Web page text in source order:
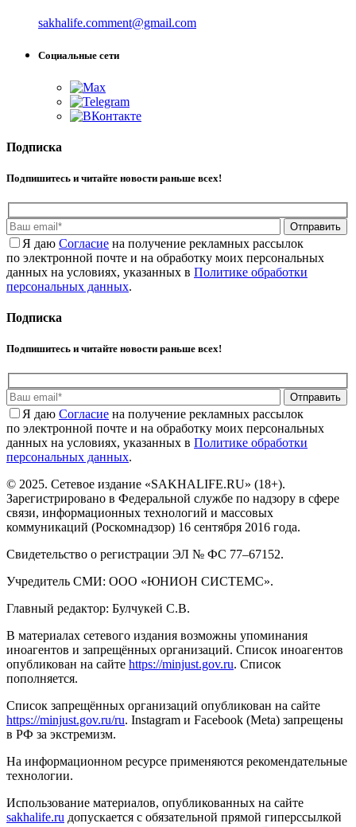
sakhalife.comment@gmail.com
Социальные сети
Подписка
Подпишитесь и читайте новости раньше всех!
Отправить
Я даю Cогласие на получение рекламных рассылок
по электронной почте и на обработку моих персональных
данных на условиях, указанных в Политике обработки
персональных данных.
Подписка
Подпишитесь и читайте новости раньше всех!
Отправить
Я даю Cогласие на получение рекламных рассылок
по электронной почте и на обработку моих персональных
данных на условиях, указанных в Политике обработки
персональных данных.
© 2025. Сетевое издание «SAKHALIFE.RU» (18+).
Зарегистрировано в Федеральной службе по надзору в сфере
связи, информационных технологий и массовых
коммуникаций (Роскомнадзор) 16 сентября 2016 года.
Свидетельство о регистрации ЭЛ № ФС 77–67152.
Учредитель СМИ: ООО «ЮНИОН СИСТЕМС».
Главный редактор: Булчукей С.В.
В материалах сетевого издания возможны упоминания
иноагентов и запрещённых организаций. Список иноагентов
опубликован на сайте https://minjust.gov.ru. Список
пополняется.
Список запрещённых организаций опубликован на сайте
https://minjust.gov.ru/ru. Instagram и Facebook (Metа) запрещены
в РФ за экстремизм.
На информационном ресурсе применяются рекомендательные
технологии.
Использование материалов, опубликованных на сайте
sakhalife.ru допускается с обязательной прямой гиперссылкой